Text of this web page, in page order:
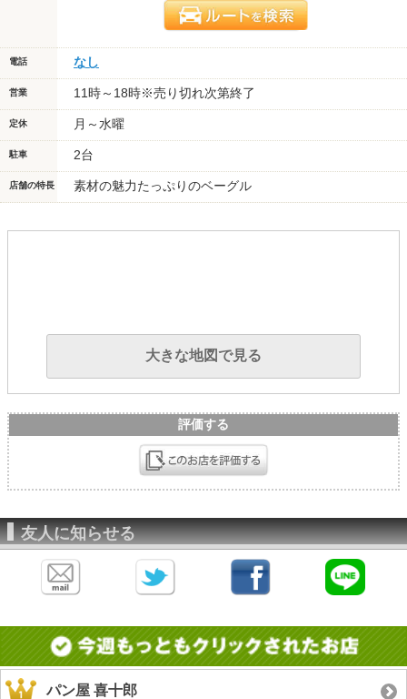
電話 なし
営業 11時～18時※売り切れ次第終了
定休 月～水曜
駐車 2台
店舗の特長 素材の魅力たっぷりのベーグル
大きな地図で見る
評価する
友人に知らせる
パン屋 喜十郎